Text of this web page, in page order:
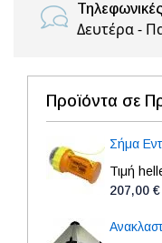
Δευτέρα -
Προϊόντα σε
Σήμα
Τιμή
207,00 €